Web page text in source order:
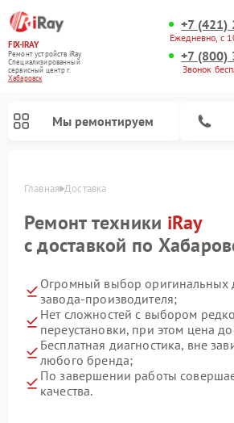
FIX-IRAY
Ремонт устройств iRay
Специализированный
cервисный центр г.
Хабаровск
+7 (421)
Ежедневно, с
+7 (800)
Звонок
Мы ремонтируем
Главная Доставка
Ремонт техники iRay
с доставкой по
Огромный выбор оригинальных
завода-производителя;
Нет сложностей с выбором
переустановки, при этом цена
Бесплатная диагностика, вне
любого бренда;
По завершении работы
качества.